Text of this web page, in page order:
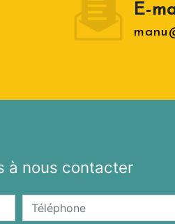
E-
à nous contacter